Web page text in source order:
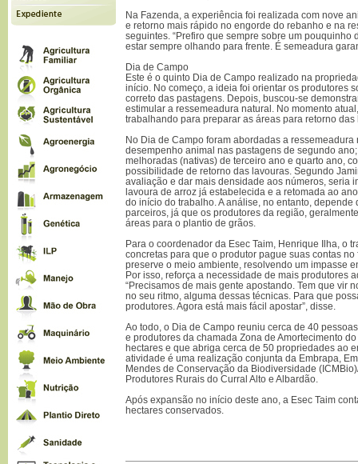
Na Fazenda, a experiência foi realizada com nove
e retorno mais rápido no engorde do rebanho e na
seguintes. “Prefiro que sempre sobre um pouquinho
estar sempre olhando para frente. É semeadura
Dia de Campo
Este é o quinto Dia de Campo realizado na
início. No começo, a ideia foi orientar os produtores
correto das pastagens. Depois, buscou-se
estimular a ressemeadura natural. No momento
trabalhando para preparar as áreas para retorno das
No Dia de Campo foram abordadas a ressemeadura
desempenho animal nas pastagens de segundo
melhoradas (nativas) de terceiro ano e quarto ano,
possibilidade de retorno das lavouras. Segundo
avaliação e dar mais densidade aos números, seria
lavoura de arroz já estabelecida e a retomada ao
do início do trabalho. A análise, no entanto,
parceiros, já que os produtores da região,
áreas para o plantio de grãos.
Para o coordenador da Esec Taim, Henrique Ilha, o
concretas para que o produtor pague suas contas
preserve o meio ambiente, resolvendo um impasse
Por isso, reforça a necessidade de mais produtores
“Precisamos de mais gente apostando. Tem que vir
no seu ritmo, alguma dessas técnicas. Para que
produtores. Agora está mais fácil apostar”, disse.
Ao todo, o Dia de Campo reuniu cerca de 40
e produtores da chamada Zona de Amortecimento
hectares e que abriga cerca de 50 propriedades ao
atividade é uma realização conjunta da Embrapa,
Mendes de Conservação da Biodiversidade
Produtores Rurais do Curral Alto e Albardão.
Após expansão no início deste ano, a Esec Taim
hectares conservados.